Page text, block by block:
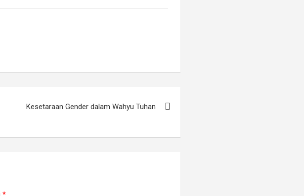
Kesetaraan Gender dalam Wahyu Tuhan